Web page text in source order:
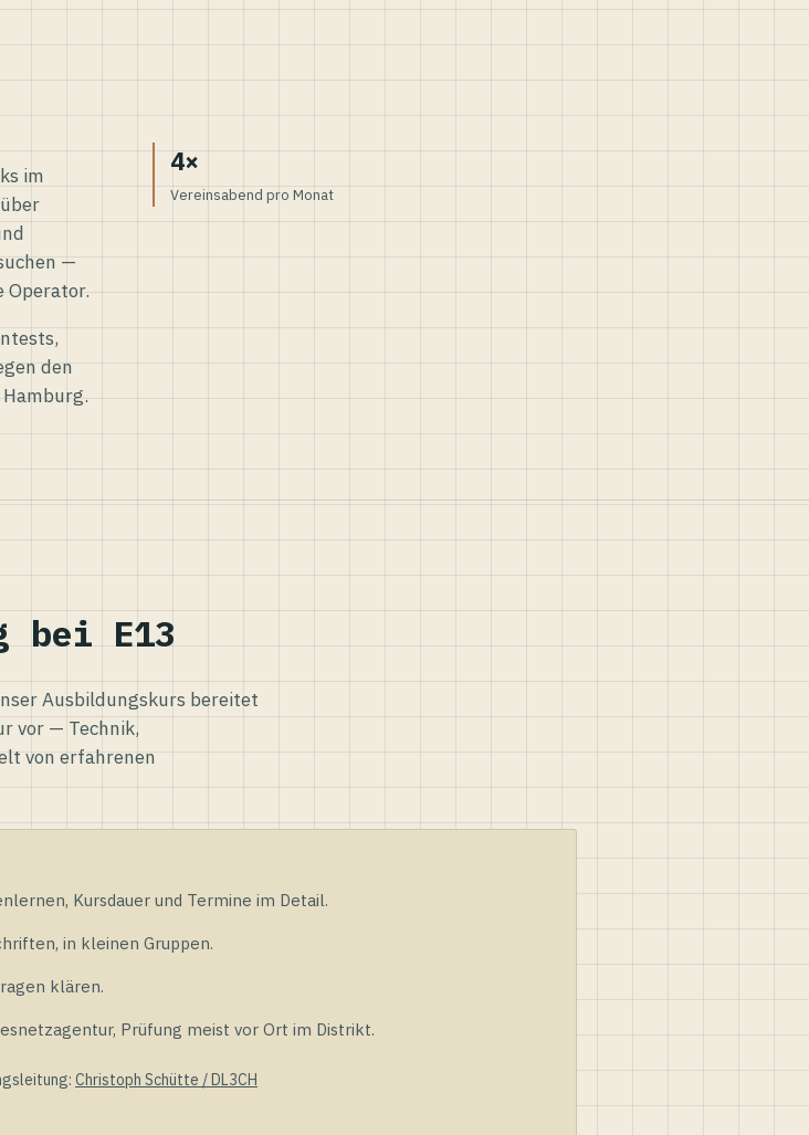
im
—
Operator.
den
4×
Vereinsabend pro Monat
bei E13
Ausbildungskurs bereitet
vor — Technik,
von erfahrenen
Kursdauer und Termine im Detail.
in kleinen Gruppen.
klären.
Prüfung meist vor Ort im Distrikt.
Christoph Schütte / DL3CH